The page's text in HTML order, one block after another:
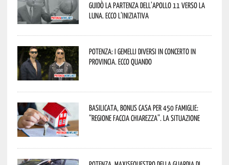
guidò la partenza dell’Apollo 11 verso la
Luna. Ecco l’iniziativa
Potenza: i Gemelli DiVersi in concerto in
provincia. Ecco quando
Basilicata, Bonus casa per 450 famiglie:
“Regione faccia chiarezza”. La situazione